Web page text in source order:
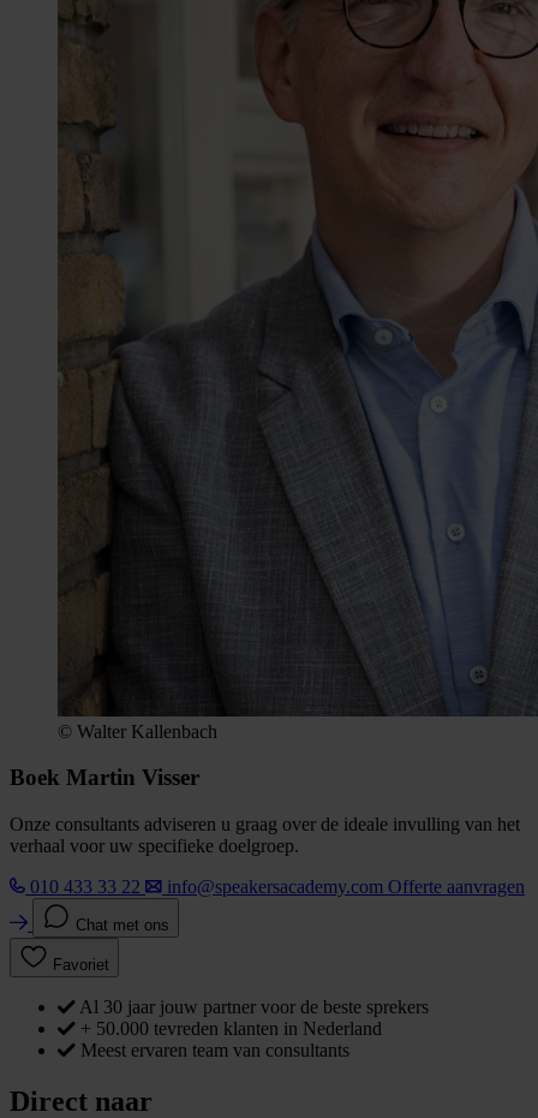
© Walter Kallenbach
Boek Martin Visser
Onze consultants adviseren u graag over de ideale invulling van het
verhaal voor uw specifieke doelgroep.
010 433 33 22
info@speakersacademy.com Offerte aanvragen
Chat met ons
Favoriet
Al 30 jaar jouw partner voor de beste sprekers
+ 50.000 tevreden klanten in Nederland
Meest ervaren team van consultants
Direct naar